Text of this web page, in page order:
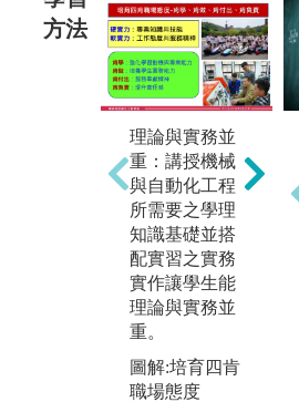
方法
理論與實務並
重：講授機械
與自動化工程
所需要之學理
知識基礎並搭
配實習之實務
實作讓學生能
理論與實務並
重。
圖解:培育四肯
職場態度